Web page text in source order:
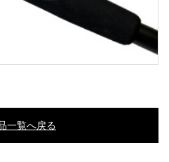
一覧へ戻る